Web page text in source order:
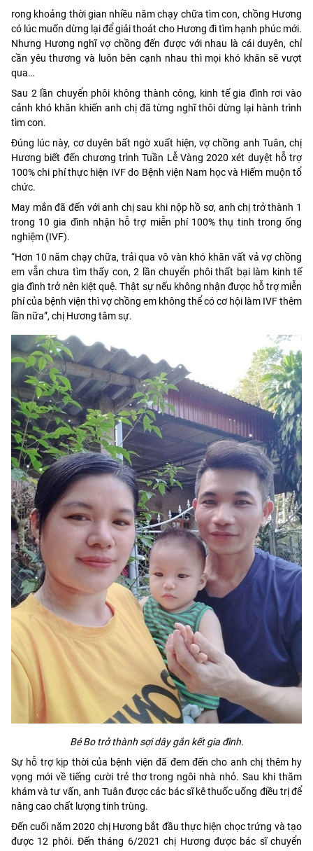
rong khoảng thời gian nhiều năm chạy chữa tìm con, chồng Hương
có lúc muốn dừng lại để giải thoát cho Hương đi tìm hạnh phúc mới.
Nhưng Hương nghĩ vợ chồng đến được với nhau là cái duyên, chỉ
cần yêu thương và luôn bên cạnh nhau thì mọi khó khăn sẽ vượt
qua…
Sau 2 lần chuyển phôi không thành công, kinh tế gia đình rơi vào
cảnh khó khăn khiến anh chị đã từng nghĩ thôi dừng lại hành trình
tìm con.
Đúng lúc này, cơ duyên bất ngờ xuất hiện, vợ chồng anh Tuân, chị
Hương biết đến chương trình Tuần Lễ Vàng 2020 xét duyệt hỗ trợ
100% chi phí thực hiện IVF do Bệnh viện Nam học và Hiếm muộn tổ
chức.
May mắn đã đến với anh chị sau khi nộp hồ sơ, anh chị trở thành 1
trong 10 gia đình nhận hỗ trợ miễn phí 100% thụ tinh trong ống
nghiệm (IVF).
“Hơn 10 năm chạy chữa, trải qua vô vàn khó khăn vất vả vợ chồng
em vẫn chưa tìm thấy con, 2 lần chuyển phôi thất bại làm kinh tế
gia đình trở nên kiệt quệ. Thật sự nếu không nhận được hỗ trợ miễn
phí của bệnh viện thì vợ chồng em không thể có cơ hội làm IVF thêm
lần nữa”, chị Hương tâm sự.
Bé Bo trở thành sợi dây gắn kết gia đình.
Sự hỗ trợ kịp thời của bệnh viện đã đem đến cho anh chị thêm hy
vọng mới về tiếng cười trẻ thơ trong ngôi nhà nhỏ. Sau khi thăm
khám và tư vấn, anh Tuân được các bác sĩ kê thuốc uống điều trị để
nâng cao chất lượng tinh trùng.
Đến cuối năm 2020 chị Hương bắt đầu thực hiện chọc trứng và tạo
được 12 phôi. Đến tháng 6/2021 chị Hương được bác sĩ chuyển